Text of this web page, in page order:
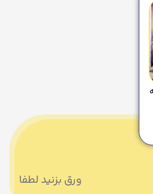
ورق بزنید لطفا